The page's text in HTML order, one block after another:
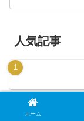
人気記事
ホーム